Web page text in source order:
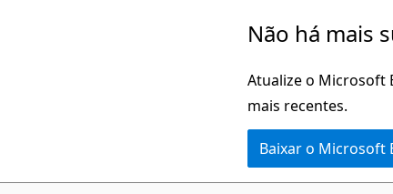
Não há mais
Atualize o Microsoft
mais recentes.
Baixar o Microsoft